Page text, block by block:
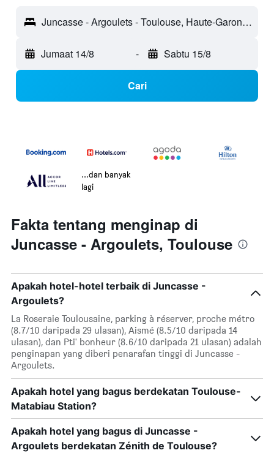
Juncasse - Argoulets - Toulouse, Haute-Garonne, Perancis
Jumaat 14/8 - Sabtu 15/8
Cari
...dan banyak
lagi
Fakta tentang menginap di
Juncasse - Argoulets, Toulouse
Apakah hotel-hotel terbaik di Juncasse -
Argoulets?
La Roseraie Toulousaine, parking à réserver, proche métro
(8.7/10 daripada 29 ulasan), Aismé (8.5/10 daripada 14
ulasan), dan Pti' bonheur (8.6/10 daripada 21 ulasan) adalah
penginapan yang diberi penarafan tinggi di Juncasse -
Argoulets.
Apakah hotel yang bagus berdekatan Toulouse-
Matabiau Station?
Apakah hotel yang bagus di Juncasse -
Argoulets berdekatan Zénith de Toulouse?